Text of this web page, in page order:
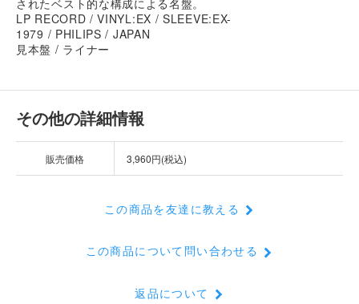
LP RECORD / VINYL:EX / SLEEVE:EX-
1979 / PHILIPS / JAPAN
見本盤 / ライナー
その他の詳細情報
販売価格 3,960円(税込)
この商品を友達に教える
この商品について問い合わせる
返品について